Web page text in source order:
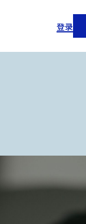
登录